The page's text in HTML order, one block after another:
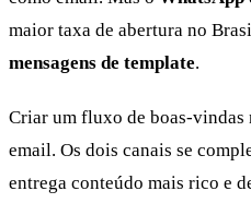
maior taxa de abertura no
mensagens de template.
Criar um fluxo de boas-
email. Os dois canais se
entrega conteúdo mais rico e